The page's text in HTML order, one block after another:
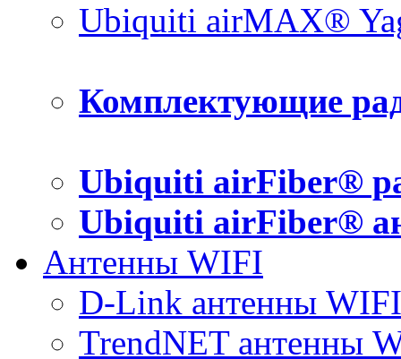
Ubiquiti airMAX®
Комплектующие
Ubiquiti airFiber®
Ubiquiti airFiber®
Антенны WIFI
D-Link антенны WIFI
TrendNET антенны